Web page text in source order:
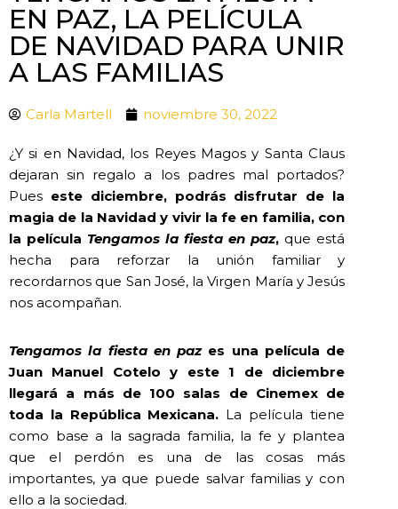
EN PAZ, LA PELÍCULA
DE NAVIDAD PARA UNIR
A LAS FAMILIAS
Carla Martell noviembre 30, 2022
¿Y si en Navidad, los Reyes Magos y Santa Claus
dejaran sin regalo a los padres mal portados?
Pues este diciembre, podrás disfrutar de la
magia de la Navidad y vivir la fe en familia, con
la película Tengamos la fiesta en paz, que está
hecha para reforzar la unión familiar y
recordarnos que San José, la Virgen María y Jesús
nos acompañan.
Tengamos la fiesta en pazes una película de
Juan Manuel Cotelo y este 1 de diciembre
llegará a más de 100 salas de Cinemex de
toda la República Mexicana. La película tiene
como base a la sagrada familia, la fe y plantea
que el perdón es una de las cosas más
importantes, ya que puede salvar familias y con
ello a la sociedad.